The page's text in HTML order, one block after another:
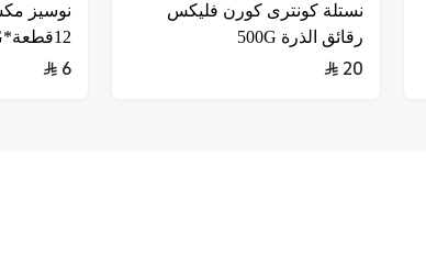
نستلة كونترى كورن فليكس
رقائق الذرة 500G
20
نوسيز
12قطعة*6.3G
6